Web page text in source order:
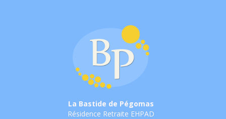
La Bastide de Pégomas
Résidence Retraite EHPAD